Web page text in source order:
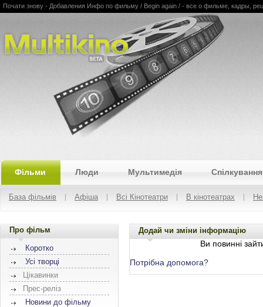
Multikino
Почати знову - Добавления Инфо по фильму / Begin again / - все о фильме, кадры,
Фільми Люди Мультимедія Спілкування
База фільмів Афіша Всі Кінотеатри В кінотеатрах
Про фільм
Коротко
Усі творці
Цікавинки
Прес-реліз
Новини до фільму
Додай чи зміни інформацію
Ви повинні
Потрібна допомога?